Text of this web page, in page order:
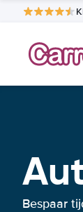
Bespaar